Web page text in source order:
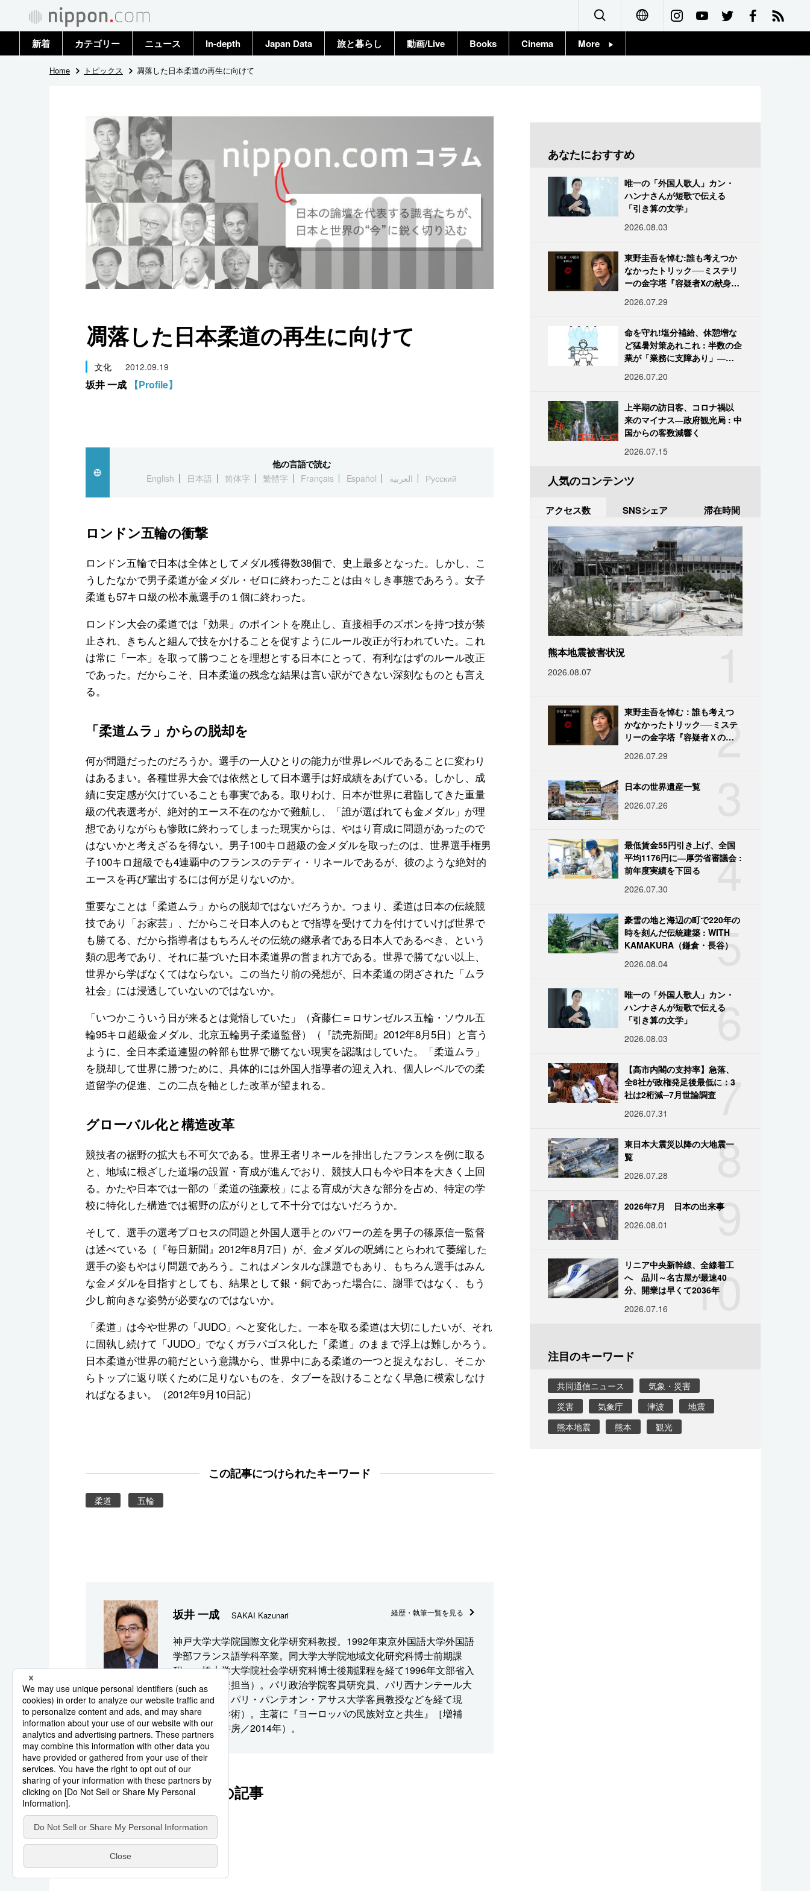
العربية
Русский
新着 カテゴリー
政治・外交
社会
文化
科学・技術
暮らし
スポーツ・東京2020
ニュース
トップ
In-depth Japan Data 旅と暮らし 動画/Live Books Cinema More
東京
お知らせ
Home トピックス 凋落した日本柔道の再生に向けて
凋落した日本柔道の再生に向けて
文化 2012.09.19
坂井 一成 【Profile】
他の言語で読む
English
日本語 简体字 繁體字 Français Español العربية Русский
ロンドン五輪の衝撃
ロンドン五輪で日本は全体としてメダル獲得数38個で、史上最多となった。しかし、こ
うしたなかで男子柔道が金メダル・ゼロに終わったことは由々しき事態であろう。女子
柔道も57キロ級の松本薫選手の１個に終わった。
ロンドン大会の柔道では「効果」のポイントを廃止し、直接相手のズボンを持つ技が禁
止され、きちんと組んで技をかけることを促すようにルール改正が行われていた。これ
は常に「一本」を取って勝つことを理想とする日本にとって、有利なはずのルール改正
であった。だからこそ、日本柔道の残念な結果は言い訳ができない深刻なものとも言え
る。
「柔道ムラ」からの脱却を
何が問題だったのだろうか。選手の一人ひとりの能力が世界レベルであることに変わり
はあるまい。各種世界大会では依然として日本選手は好成績をあげている。しかし、成
績に安定感が欠けていることも事実である。取りわけ、日本が世界に君臨してきた重量
級の代表選考が、絶対的エース不在のなかで難航し、「誰が選ばれても金メダル」が理
想でありながらも惨敗に終わってしまった現実からは、やはり育成に問題があったので
はないかと考えざるを得ない。男子100キロ超級の金メダルを取ったのは、世界選手権男
子100キロ超級でも4連覇中のフランスのテディ・リネールであるが、彼のような絶対的
エースを再び輩出するには何が足りないのか。
重要なことは「柔道ムラ」からの脱却ではないだろうか。つまり、柔道は日本の伝統競
技であり「お家芸」、だからこそ日本人のもとで指導を受けて力を付けていけば世界で
も勝てる、だから指導者はもちろんその伝統の継承者である日本人であるべき、という
類の思考であり、それに基づいた日本柔道界の営まれ方である。世界で勝てない以上、
世界から学ばなくてはならない。この当たり前の発想が、日本柔道の閉ざされた「ムラ
社会」には浸透していないのではないか。
「いつかこういう日が来るとは覚悟していた」（斉藤仁＝ロサンゼルス五輪・ソウル五
輪95キロ超級金メダル、北京五輪男子柔道監督）（『読売新聞』2012年8月5日）と言う
ように、全日本柔道連盟の幹部も世界で勝てない現実を認識はしていた。「柔道ムラ」
を脱却して世界に勝つために、具体的には外国人指導者の迎え入れ、個人レベルでの柔
道留学の促進、この二点を軸とした改革が望まれる。
グローバル化と構造改革
競技者の裾野の拡大も不可欠である。世界王者リネールを排出したフランスを例に取る
と、地域に根ざした道場の設置・育成が進んでおり、競技人口も今や日本を大きく上回
る。かたや日本では一部の「柔道の強豪校」による育成が大きな部分を占め、特定の学
校に特化した構造では裾野の広がりとして不十分ではないだろうか。
そして、選手の選考プロセスの問題と外国人選手とのパワーの差を男子の篠原信一監督
は述べている（『毎日新聞』2012年8月7日）が、金メダルの呪縛にとらわれて萎縮した
選手の姿もやはり問題であろう。これはメンタルな課題でもあり、もちろん選手はみん
な金メダルを目指すとしても、結果として銀・銅であった場合に、謝罪ではなく、もう
少し前向きな姿勢が必要なのではないか。
「柔道」は今や世界の「JUDO」へと変化した。一本を取る柔道は大切にしたいが、それ
に固執し続けて「JUDO」でなくガラパゴス化した「柔道」のままで浮上は難しかろう。
日本柔道が世界の範だという意識から、世界中にある柔道の一つと捉えなおし、そこか
らトップに返り咲くために足りないものを、タブーを設けることなく早急に模索しなけ
ればなるまい。（2012年9月10日記）
この記事につけられたキーワード
柔道 五輪
坂井 一成 SAKAI Kazunari 経歴・執筆一覧を見る
神戸大学大学院国際文化学研究科教授。1992年東京外国語大学外国語
学部フランス語学科卒業。同大学大学院地域文化研究科博士前期課
程、一橋大学大学院社会学研究科博士後期課程を経て1996年文部省入
省（外国調査担当）。パリ政治学院客員研究員、パリ西ナンテール大
学客員教授、パリ・パンテオン・アサス大学客員教授などを経て現
職。博士（学術）。主著に『ヨーロッパの民族対立と共生』［増補
版］』（芦書房／2014年）。
このシリーズの他の記事
あなたにおすすめ
唯一の「外国人歌人」カン・
ハンナさんが短歌で伝える
「引き算の文学」
2026.08.03
東野圭吾を悼む:誰も考えつか
なかったトリック──ミステリ
ーの金字塔『容疑者Xの献身』
2026.07.29
命を守れ!塩分補給、休憩増な
ど猛暑対策あれこれ : 半数の企
業が「業務に支障あり」―帝
2026.07.20
上半期の訪日客、コロナ禍以
来のマイナス―政府観光局 : 中
国からの客数減響く
2026.07.15
人気のコンテンツ
アクセス数 SNSシェア 滞在時間
熊本地震被害状況
2026.08.07
2
東野圭吾を悼む：誰も考えつ
かなかったトリック──ミステ
リーの金字塔『容疑者Ｘの献
2026.07.29
日本の世界遺産一覧
2026.07.26
4
最低賃金55円引き上げ、全国
平均1176円に―厚労省審議会 :
前年度実績を下回る
2026.07.30
5
豪雪の地と海辺の町で220年の
時を刻んだ伝統建築 : WITH
KAMAKURA（鎌倉・長谷）
2026.08.04
6
唯一の「外国人歌人」カン・
ハンナさんが短歌で伝える
「引き算の文学」
2026.08.03
7
【高市内閣の支持率】急落、
全8社が政権発足後最低に：3
社は2桁減─7月世論調査
2026.07.31
8
東日本大震災以降の大地震一
覧
2026.07.28
9
2026年7月 日本の出来事
2026.08.01
10
リニア中央新幹線、全線着工
へ 品川～名古屋が最速40
分、開業は早くて2036年
2026.07.16
注目のキーワード
共同通信ニュース
気象・災害
災害
気象庁 津波
地震
熊本地震
熊本 観光